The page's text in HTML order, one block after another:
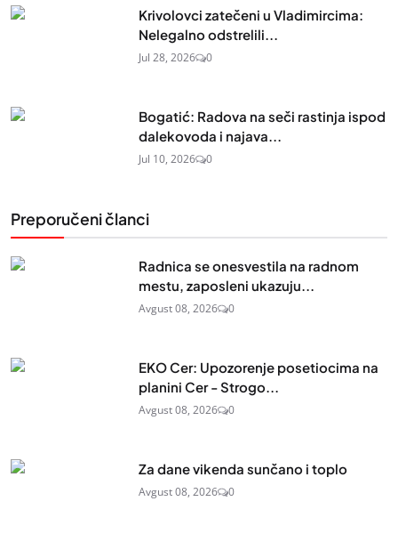
Krivolovci zatečeni u Vladimircima:
Nelegalno odstrelili...
Jul 28, 2026 0
Bogatić: Radova na seči rastinja ispod
dalekovoda i najava...
Jul 10, 2026 0
Preporučeni članci
Radnica se onesvestila na radnom
mestu, zaposleni ukazuju...
Avgust 08, 2026 0
EKO Cer: Upozorenje posetiocima na
planini Cer - Strogo...
Avgust 08, 2026 0
Za dane vikenda sunčano i toplo
Avgust 08, 2026 0